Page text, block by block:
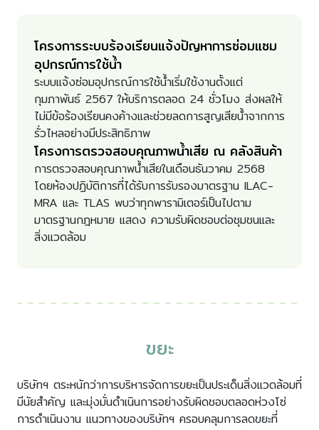
โครงการระบบร้องเรียนแจ้งปัญหาการซ่อมแซม
อุปกรณ์การใช้น้ำ
ระบบแจ้งซ่อมอุปกรณ์การใช้น้ำเริ่มใช้งานตั้งแต่
กุมภาพันธ์ 2567 ให้บริการตลอด 24 ชั่วโมง ส่งผลให้
ไม่มีข้อร้องเรียนคงค้างและช่วยลดการสูญเสียน้ำจากการ
รั่วไหลอย่างมีประสิทธิภาพ
โครงการตรวจสอบคุณภาพน้ำเสีย ณ คลังสินค้า
การตรวจสอบคุณภาพน้ำเสียในเดือนธันวาคม 2568
โดยห้องปฏิบัติการที่ได้รับการรับรองมาตรฐาน ILAC-
MRA และ TLAS พบว่าทุกพารามิเตอร์เป็นไปตาม
มาตรฐานกฎหมาย แสดง ความรับผิดชอบต่อชุมชนและ
สิ่งแวดล้อม
ขยะ
บริษัทฯ ตระหนักว่าการบริหารจัดการขยะเป็นประเด็นสิ่งแวดล้อมที่
มีนัยสำคัญ และมุ่งมั่นดำเนินการอย่างรับผิดชอบตลอดห่วงโซ่
การดำเนินงาน แนวทางของบริษัทฯ ครอบคลุมการลดขยะที่